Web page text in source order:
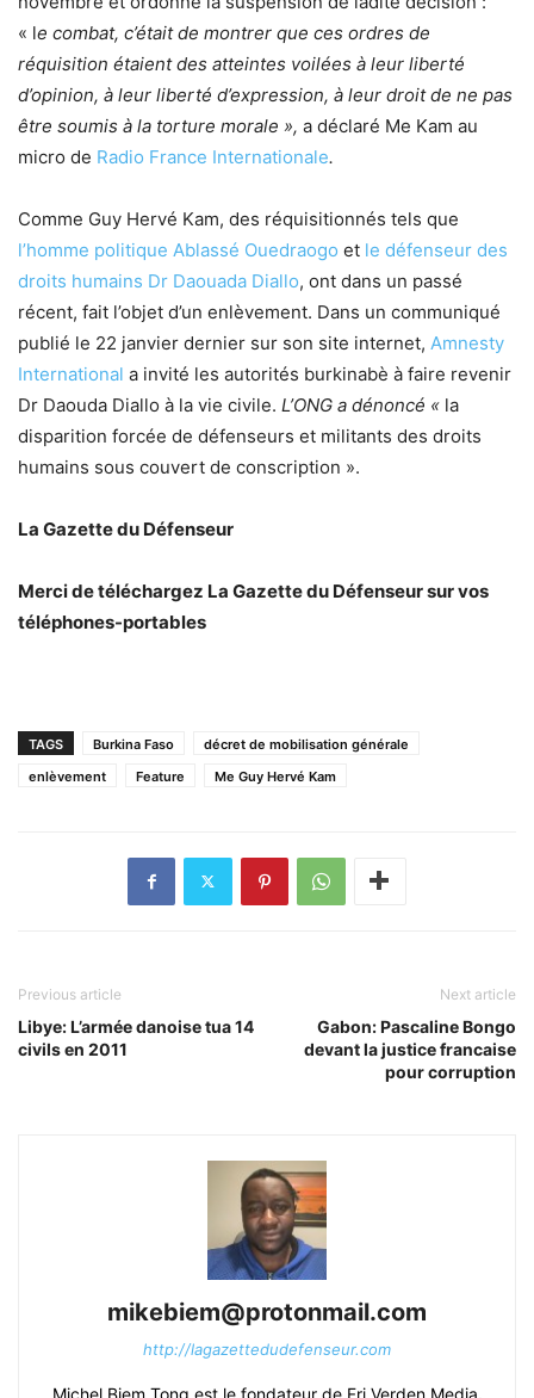
« le combat, c’était de montrer que ces ordres de
réquisition étaient des atteintes voilées à leur liberté
d’opinion, à leur liberté d’expression, à leur droit de ne pas
être soumis à la torture morale », a déclaré Me Kam au
micro de Radio France Internationale.
Comme Guy Hervé Kam, des réquisitionnés tels que
l’homme politique Ablassé Ouedraogo et le défenseur des
droits humains Dr Daouada Diallo, ont dans un passé
récent, fait l’objet d’un enlèvement. Dans un communiqué
publié le 22 janvier dernier sur son site internet, Amnesty
International a invité les autorités burkinabè à faire revenir
Dr Daouda Diallo à la vie civile. L’ONG a dénoncé « la
disparition forcée de défenseurs et militants des droits
humains sous couvert de conscription ».
La Gazette du Défenseur
Merci de téléchargez La Gazette du Défenseur sur vos
téléphones-portables
TAGS Burkina Faso
décret de mobilisation générale
enlèvement
Feature Me Guy Hervé Kam
Previous article
Libye: L’armée danoise tua 14
civils en 2011
Next article
Gabon: Pascaline Bongo
devant la justice francaise
pour corruption
mikebiem@protonmail.com
http://lagazettedudefenseur.com
Michel Biem Tong est le fondateur de Fri Verden Media.